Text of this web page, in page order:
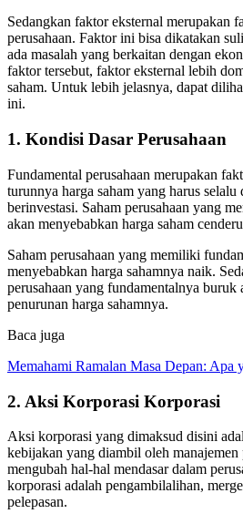
Sedangkan faktor eksternal merupakan
perusahaan. Faktor ini bisa dikatakan
ada masalah yang berkaitan dengan
faktor tersebut, faktor eksternal lebih
saham. Untuk lebih jelasnya, dapat
ini.
1. Kondisi Dasar Perusahaan
Fundamental perusahaan merupakan
turunnya harga saham yang harus selalu
berinvestasi. Saham perusahaan yang
akan menyebabkan harga saham
Saham perusahaan yang memiliki
menyebabkan harga sahamnya naik.
perusahaan yang fundamentalnya buruk
penurunan harga sahamnya.
Baca juga
Memahami Ramalan Masa Depan: Apa
2. Aksi Korporasi Korporasi
Aksi korporasi yang dimaksud disini
kebijakan yang diambil oleh manajemen
mengubah hal-hal mendasar dalam
korporasi adalah pengambilalihan,
pelepasan.